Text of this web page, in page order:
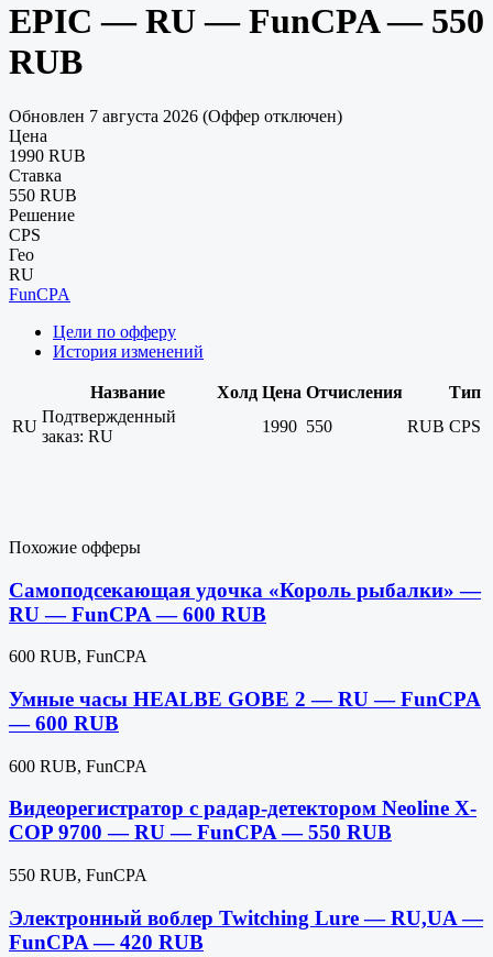
EPIC — RU — FunCPA — 550
RUB
Обновлен 7 августа 2026 (Оффер отключен)
Цена
1990 RUB
Ставка
550 RUB
Решение
CPS
Гео
RU
FunCPA
Цели по офферу
История изменений
Название Холд Цена Отчисления
Тип
RU
Подтвержденный
заказ: RU
1990 550 RUB CPS
Похожие офферы
Самоподсекающая удочка «Король рыбалки» —
RU — FunCPA — 600 RUB
600 RUB, FunCPA
Умные часы HEALBE GOBE 2 — RU — FunCPA
— 600 RUB
600 RUB, FunCPA
Видеорегистратор с радар-детектором Neoline X-
COP 9700 — RU — FunCPA — 550 RUB
550 RUB, FunCPA
Электронный воблер Twitching Lure — RU,UA —
FunCPA — 420 RUB